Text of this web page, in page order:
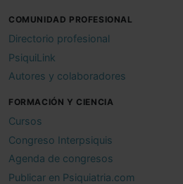
COMUNIDAD PROFESIONAL
Directorio profesional
PsiquiLink
Autores y colaboradores
FORMACIÓN Y CIENCIA
Cursos
Congreso Interpsiquis
Agenda de congresos
Publicar en Psiquiatria.com